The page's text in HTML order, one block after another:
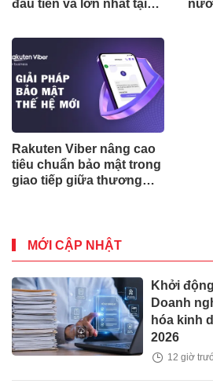
đầu tiên và lớn nhất tại
Rakuten Viber nâng cao
tiêu chuẩn bảo mật trong
giao tiếp giữa thương
MỚI CẬP NHẬT
Khởi
Doanh
hóa kinh
2026
12 giờ